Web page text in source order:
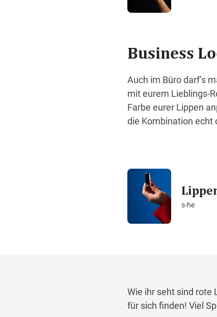
Business
Auch im Büro darf’s
mit eurem Lieblings-
Farbe eurer Lippen
die Kombination echt
s-he
Wie ihr seht sind rote
für sich finden! Viel